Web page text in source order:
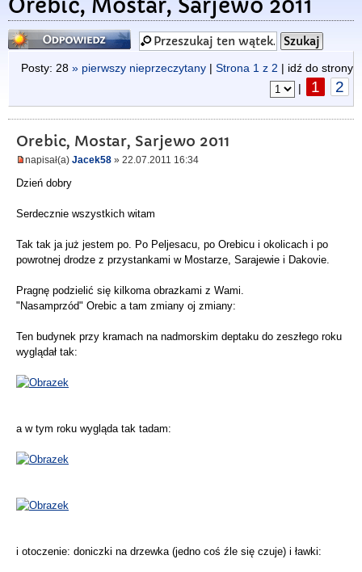
Orebic, Mostar, Sarjewo 2011
Odpowiedz
Posty: 28 » pierwszy nieprzeczytany | Strona 1 z 2 | idź do strony
|
1 2
Orebic, Mostar, Sarjewo 2011
napisał(a) Jacek58 » 22.07.2011 16:34
Dzień dobry
Serdecznie wszystkich witam
Tak tak ja już jestem po. Po Peljesacu, po Orebicu i okolicach i po
powrotnej drodze z przystankami w Mostarze, Sarajewie i Dakovie.
Pragnę podzielić się kilkoma obrazkami z Wami.
"Nasamprzód" Orebic a tam zmiany oj zmiany:
Ten budynek przy kramach na nadmorskim deptaku do zeszłego roku
wyglądał tak:
a w tym roku wygląda tak tadam:
i otoczenie: doniczki na drzewka (jedno coś źle się czuje) i ławki: